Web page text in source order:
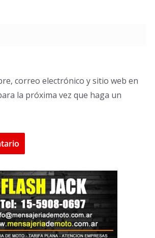
correo electrónico y sitio web en
la próxima vez que haga un